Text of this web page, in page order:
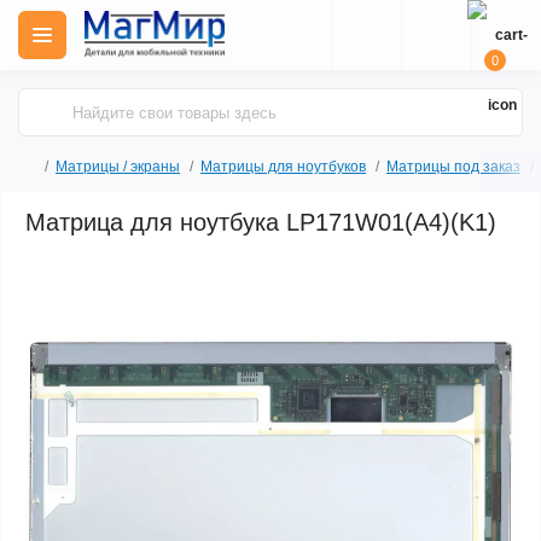
0
Матрицы / экраны Матрицы для ноутбуков Матрицы под заказ
Матрица для ноутбука LP171W01(A4)(K1)